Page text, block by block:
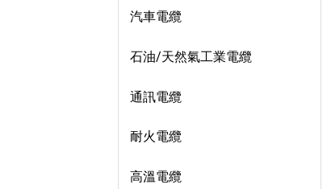
汽車電纜
石油/天然氣工業電纜
通訊電纜
耐火電纜
高溫電纜